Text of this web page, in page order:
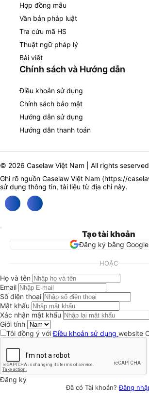
Hợp đồng mẫu
Văn bản pháp luật
Tra cứu mã HS
Thuật ngữ pháp lý
Bài viết
Chính sách và Hướng dẫn
Điều khoản sử dụng
Chính sách bảo mật
Hướng dẫn sử dụng
Hướng dẫn thanh toán
© 2026 Caselaw Việt Nam | All rights seserved
Ghi rõ nguồn Caselaw Việt Nam (https://
sử dụng thông tin, tài liệu từ địa chỉ này.
Tạo tài khoản
Đăng ký bằng Google
HOẶC
Họ và tên
Email
Số điện thoại
Mật khẩu
Xác nhận mật khẩu
Giới tính
Tôi đồng ý vớiĐiều khoản sử dụng website
Đăng ký
Đã có Tài khoản?Đăng